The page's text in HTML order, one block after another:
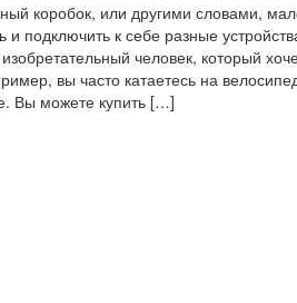
коробок, или другими словами,
подключить к себе разные
человек, который
вы часто катаетесь на
Вы можете купить […]